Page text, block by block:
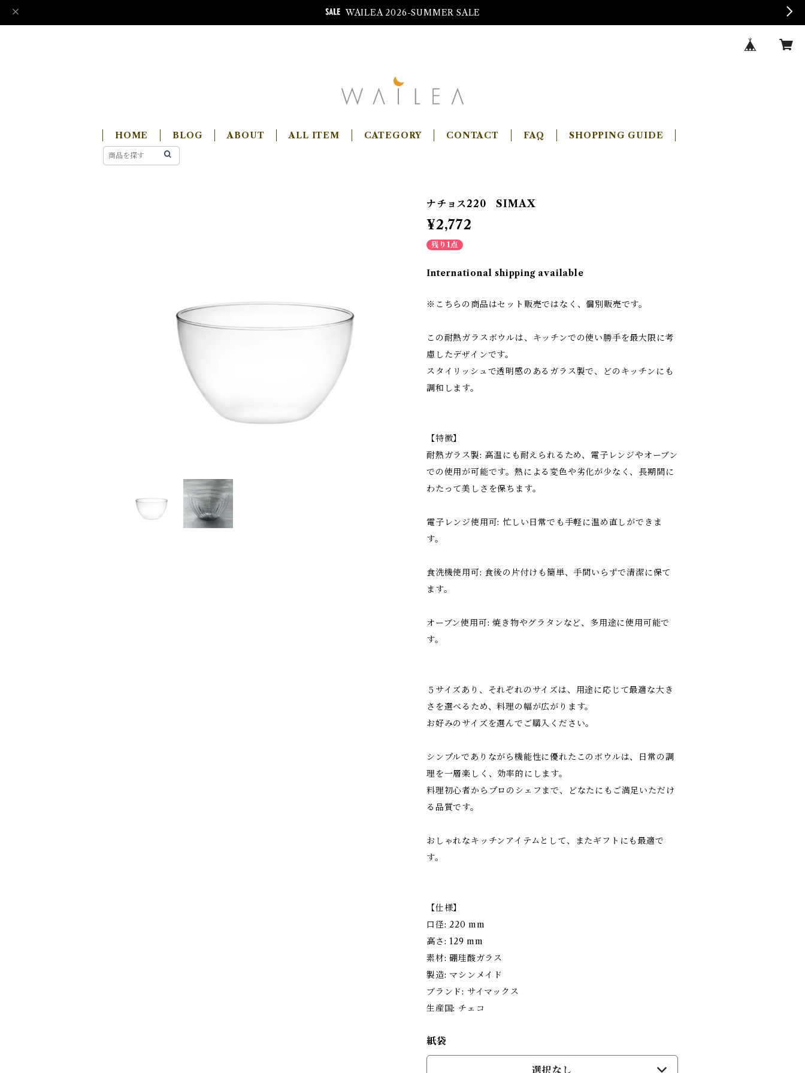
WAILEA 2026-SUMMER SALE
HOME BLOG ABOUT ALL ITEM CATEGORY CONTACT FAQ SHOPPING GUIDE
ナチョス220 SIMAX
¥2,772
残り1点
International shipping available
※こちらの商品はセット販売ではなく、個別販売です。
この耐熱ガラスボウルは、キッチンでの使い勝手を最大限に考
慮したデザインです。
スタイリッシュで透明感のあるガラス製で、どのキッチンにも
調和します。
【特徴】
耐熱ガラス製: 高温にも耐えられるため、電子レンジやオーブン
での使用が可能です。熱による変色や劣化が少なく、長期間に
わたって美しさを保ちます。
電子レンジ使用可: 忙しい日常でも手軽に温め直しができま
す。
食洗機使用可: 食後の片付けも簡単、手間いらずで清潔に保て
ます。
オーブン使用可: 焼き物やグラタンなど、多用途に使用可能で
す。
５サイズあり、それぞれのサイズは、用途に応じて最適な大き
さを選べるため、料理の幅が広がります。
お好みのサイズを選んでご購入ください。
シンプルでありながら機能性に優れたこのボウルは、日常の調
理を一層楽しく、効率的にします。
料理初心者からプロのシェフまで、どなたにもご満足いただけ
る品質です。
おしゃれなキッチンアイテムとして、またギフトにも最適で
す。
【仕様】
口径: 220 mm
高さ: 129 mm
素材: 硼珪酸ガラス
製造: マシンメイド
ブランド: サイマックス
生産国: チェコ
紙袋
選択なし